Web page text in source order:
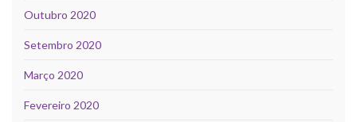
Outubro 2020
Setembro 2020
Março 2020
Fevereiro 2020